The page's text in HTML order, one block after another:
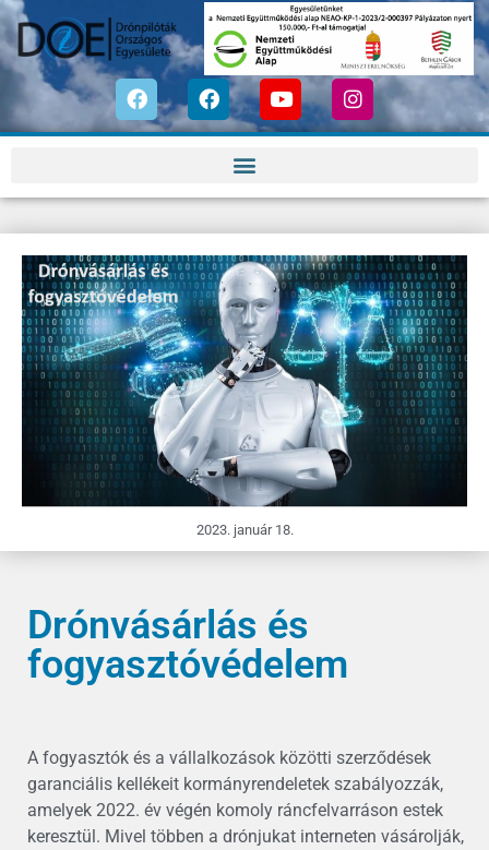
2023. január 18.
Drónvásárlás és
fogyasztóvédelem
A fogyasztók és a vállalkozások közötti szerződések
garanciális kellékeit kormányrendeletek szabályozzák,
amelyek 2022. év végén komoly ráncfelvarráson estek
keresztül. Mivel többen a drónjukat interneten vásárolják,